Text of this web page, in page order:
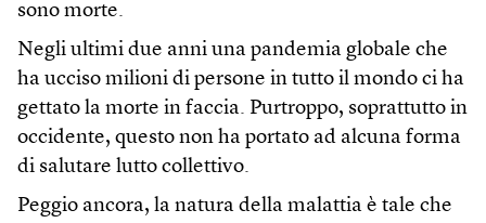
sono morte.
Negli ultimi due anni una pandemia globale che
ha ucciso milioni di persone in tutto il mondo ci ha
gettato la morte in faccia. Purtroppo, soprattutto in
occidente, questo non ha portato ad alcuna forma
di salutare lutto collettivo.
Peggio ancora, la natura della malattia è tale che